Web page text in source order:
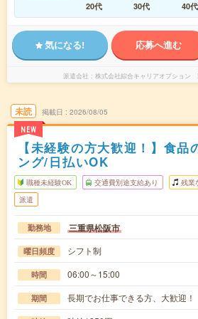
20代
30代 40代
気になる! 応募へ進む
派遣会社 株式会社綜合キャリアオプション
未読
NEW
掲載日 2026/08/05
【未経験の方大歓迎！】食品
ング/日払いOK
職種未経験OK 交通費別途支給あり 残業
派遣
勤務地 三重県松阪市
曜日頻度 シフト制
時間 06:00～15:00
期間 長期でお仕事できる方、大歓迎！